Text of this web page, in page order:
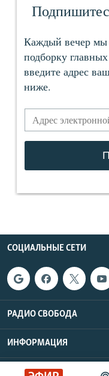
СОЦИАЛЬНЫЕ СЕТИ
РАДИО СВОБОДА
ИНФОРМАЦИЯ